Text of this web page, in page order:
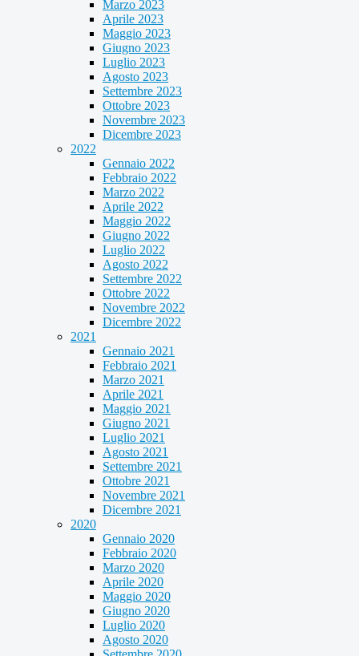
Marzo 2023
Aprile 2023
Maggio 2023
Giugno 2023
Luglio 2023
Agosto 2023
Settembre 2023
Ottobre 2023
Novembre 2023
Dicembre 2023
2022
Gennaio 2022
Febbraio 2022
Marzo 2022
Aprile 2022
Maggio 2022
Giugno 2022
Luglio 2022
Agosto 2022
Settembre 2022
Ottobre 2022
Novembre 2022
Dicembre 2022
2021
Gennaio 2021
Febbraio 2021
Marzo 2021
Aprile 2021
Maggio 2021
Giugno 2021
Luglio 2021
Agosto 2021
Settembre 2021
Ottobre 2021
Novembre 2021
Dicembre 2021
2020
Gennaio 2020
Febbraio 2020
Marzo 2020
Aprile 2020
Maggio 2020
Giugno 2020
Luglio 2020
Agosto 2020